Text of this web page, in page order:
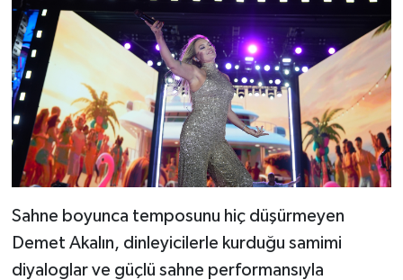
Sahne boyunca temposunu hiç düşürmeyen
Demet Akalın, dinleyicilerle kurduğu samimi
diyaloglar ve güçlü sahne performansıyla